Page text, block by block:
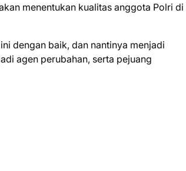
menentukan kualitas anggota Polri di
dengan baik, dan nantinya menjadi
agen perubahan, serta pejuang